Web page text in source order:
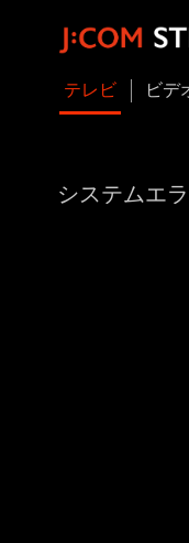
テレビ ビデ
システムエ